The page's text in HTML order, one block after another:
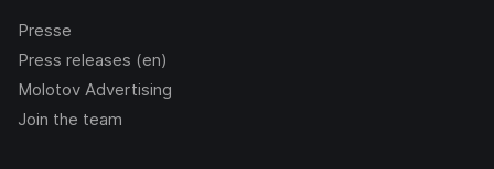
Presse
Press releases (en)
Molotov Advertising
Join the team